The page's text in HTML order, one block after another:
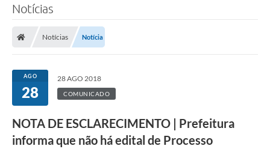
Notícias
Notícias Notícia
AGO
28
28 AGO 2018
COMUNICADO
NOTA DE ESCLARECIMENTO | Prefeitura
informa que não há edital de Processo